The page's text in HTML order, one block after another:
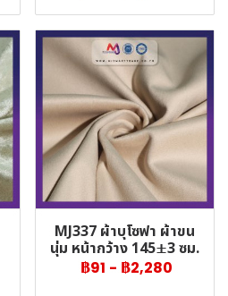
MJ337 ผ้าบุโซฟา ผ้าขน
นุ่ม หน้ากว้าง 145±3 ซม.
฿91 - ฿2,280